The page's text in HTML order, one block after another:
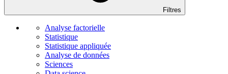
Filtres
Analyse factorielle
Statistique
Statistique appliquée
Analyse de données
Sciences